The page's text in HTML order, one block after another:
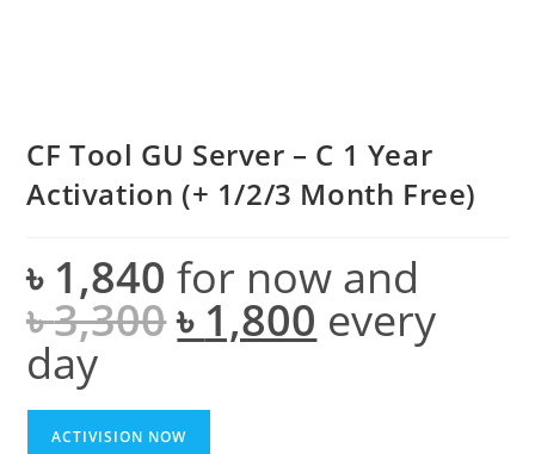
CF Tool GU Server – C 1 Year
Activation (+ 1/2/3 Month Free)
৳ 1,840 for now and
৳3,300 Original
price
was:
৳ 1,800 price
is:every
day
ACTIVISION NOW